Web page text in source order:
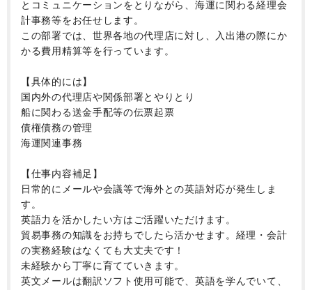
とコミュニケーションをとりながら、海運に関わる経理会
計事務等をお任せします。
この部署では、世界各地の代理店に対し、入出港の際にか
かる費用精算等を行っています。
【具体的には】
国内外の代理店や関係部署とやりとり
船に関わる送金手配等の伝票起票
債権債務の管理
海運関連事務
【仕事内容補足】
日常的にメールや会議等で海外との英語対応が発生しま
す。
英語力を活かしたい方はご活躍いただけます。
貿易事務の知識をお持ちでしたら活かせます。経理・会計
の実務経験はなくても大丈夫です！
未経験から丁寧に育てていきます。
英文メールは翻訳ソフト使用可能で、英語を学んでいて、